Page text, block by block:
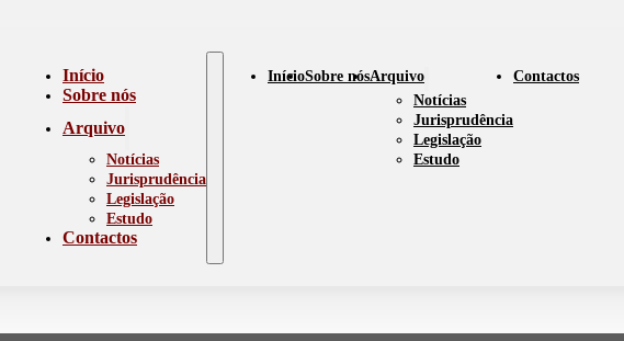
Início
Sobre nós
Arquivo
Notícias
Jurisprudência
Legislação
Estudo
Contactos
InícioSobre nósArquivo
Notícias
Jurisprudência
Legislação
Estudo
Contactos